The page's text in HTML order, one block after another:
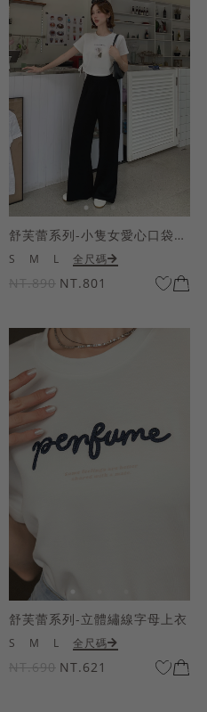
舒芙蕾系列-小隻女愛心口袋寬褲
S M L 全尺碼
NT.890 NT.801
舒芙蕾系列-立體繡線字母上衣
S M L 全尺碼
NT.690 NT.621